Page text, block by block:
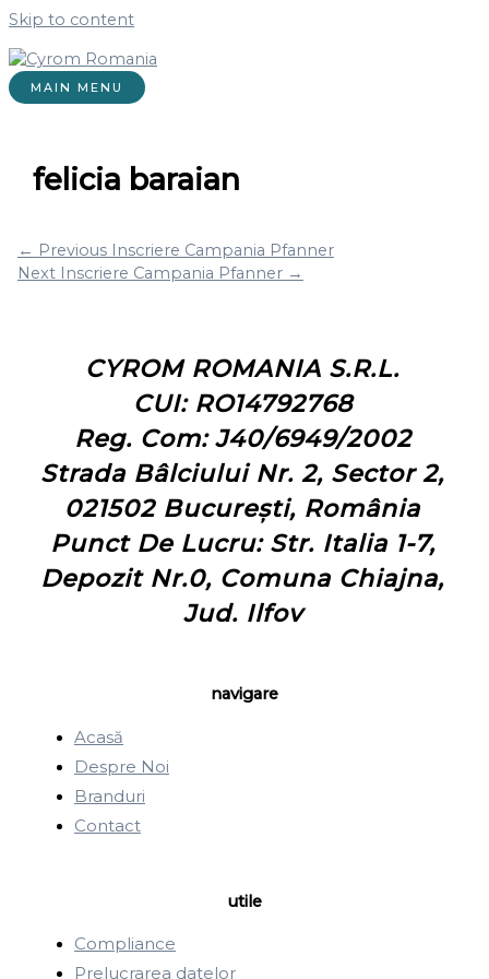
Skip to content
MAIN MENU
felicia baraian
← Previous Inscriere Campania Pfanner
Next Inscriere Campania Pfanner →
CYROM ROMANIA S.R.L.
CUI: RO14792768
Reg. Com: J40/6949/2002
Strada Bâlciului Nr. 2, Sector 2,
021502 București, România
Punct De Lucru: Str. Italia 1-7,
Depozit Nr.0, Comuna Chiajna,
Jud. Ilfov
navigare
Acasă
Despre Noi
Branduri
Contact
utile
Compliance
Prelucrarea datelor